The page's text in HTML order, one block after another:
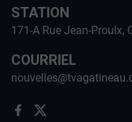
STATION
171-A Rue Jean-Proulx,
COURRIEL